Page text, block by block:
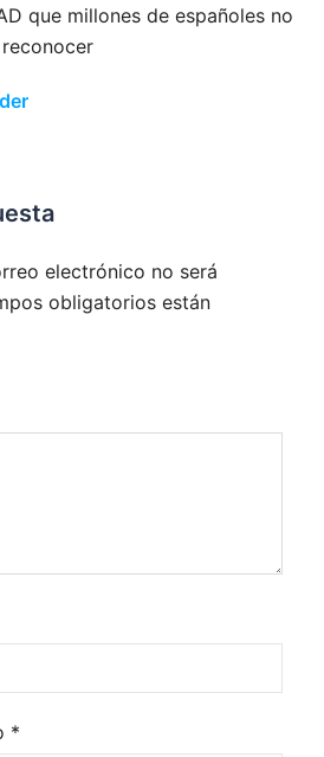
que millones de españoles no
electrónico no será
obligatorios están
*